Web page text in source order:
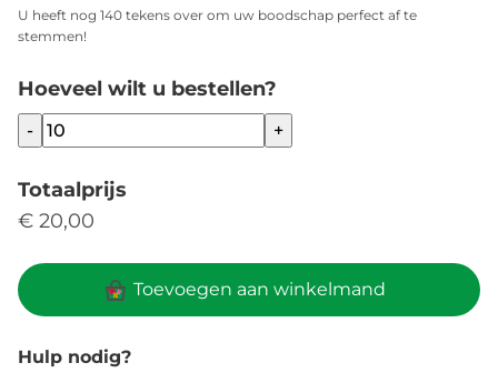
U heeft nog 140 tekens over om uw boodschap perfect af te
stemmen!
Hoeveel wilt u bestellen?
- +
Totaalprijs
€ 20,00
Toevoegen aan winkelmand
Hulp nodig?